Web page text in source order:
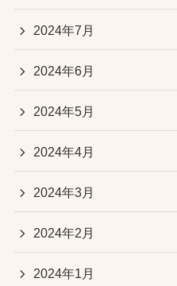
2024年7月
2024年6月
2024年5月
2024年4月
2024年3月
2024年2月
2024年1月